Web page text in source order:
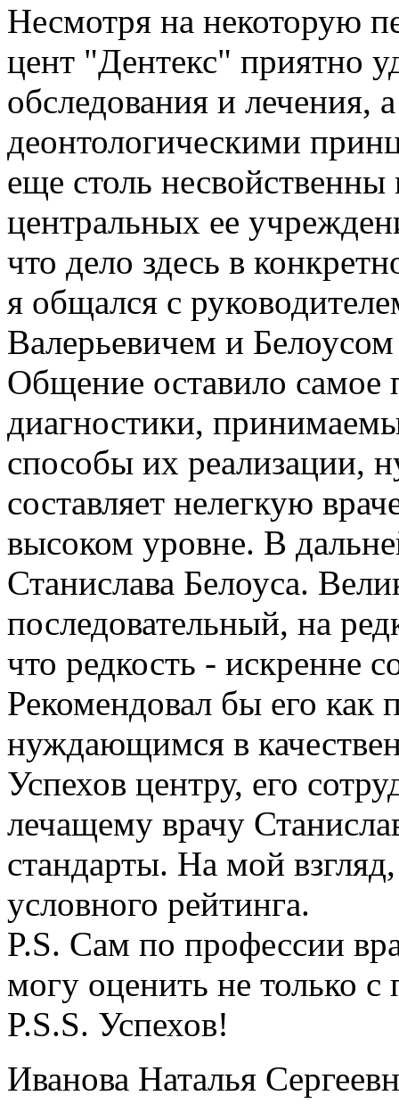
Несмотря на некоторую
цент "Дентекс" приятно
обследования и лечения,
деонтологическими
еще столь
центральных ее
что дело здесь в
я общался с
Валерьевичем и
Общение оставило самое
диагностики,
способы их реализации,
составляет нелегкую
высоком уровне. В
Станислава Белоуса.
последовательный, на
что редкость - искренне
Рекомендовал бы его как
нуждающимся в
Успехов центру, его
лечащему врачу
стандарты. На мой
условного рейтинга.
P.S. Сам по профессии
могу оценить не только с
P.S.S. Успехов!
Иванова Наталья